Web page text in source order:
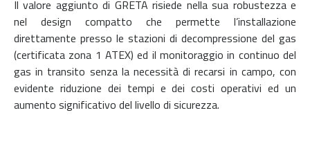
Il valore aggiunto di GRETA risiede nella sua robustezza e
nel design compatto che permette l’installazione
direttamente presso le stazioni di decompressione del gas
(certificata zona 1 ATEX) ed il monitoraggio in continuo del
gas in transito senza la necessità di recarsi in campo, con
evidente riduzione dei tempi e dei costi operativi ed un
aumento significativo del livello di sicurezza.